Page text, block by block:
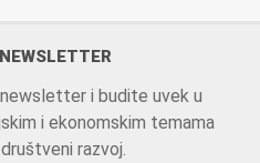
i budite uvek u
i ekonomskim temama
razvoj.